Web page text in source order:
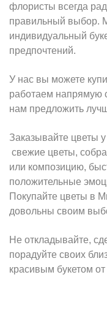
флористы всегда
правильный выбор.
индивидуальный
предпочтений.
У нас вы можете
работаем напрямую
нам предложить
Заказывайте цветы
свежие цветы,
или композицию,
положительные
Покупайте цветы в
довольны своим
Не откладывайте,
порадуйте своих
красивым букетом